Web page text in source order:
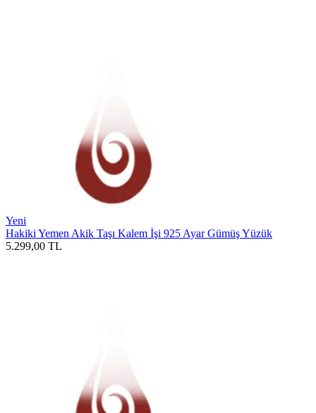
Yeni
Hakiki Yemen Akik Taşı Kalem İşi 925 Ayar Gümüş Yüzük
5.299,00 TL